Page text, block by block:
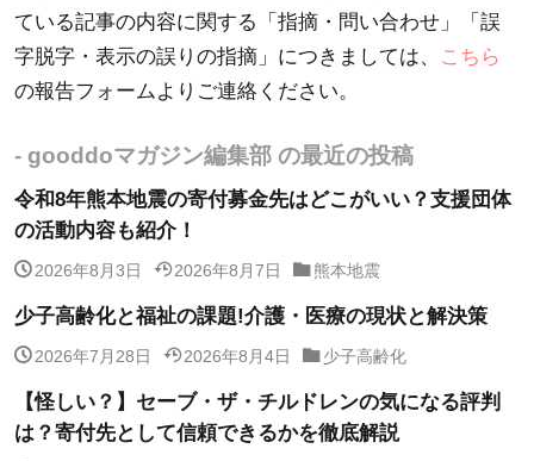
ている記事の内容に関する「指摘・問い合わせ」「誤
字脱字・表示の誤りの指摘」につきましては、
こちら
の報告フォームよりご連絡ください。
- gooddoマガジン編集部 の最近の投稿
令和8年熊本地震の寄付募金先はどこがいい？支援団体
の活動内容も紹介！
2026年8月3日 2026年8月7日 熊本地震
少子高齢化と福祉の課題!介護・医療の現状と解決策
2026年7月28日 2026年8月4日 少子高齢化
【怪しい？】セーブ・ザ・チルドレンの気になる評判
は？寄付先として信頼できるかを徹底解説